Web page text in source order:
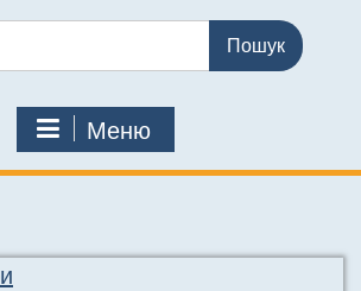
Меню